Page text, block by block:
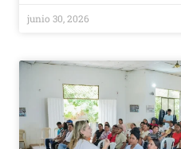
junio 30, 2026